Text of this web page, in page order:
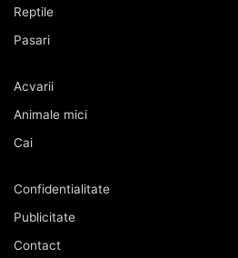
Reptile
Pasari
Acvarii
Animale mici
Cai
Confidentialitate
Publicitate
Contact